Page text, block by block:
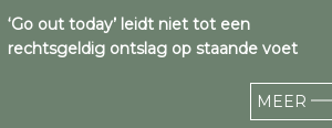
‘Go out today’ leidt niet tot een
rechtsgeldig ontslag op staande voet
MEER